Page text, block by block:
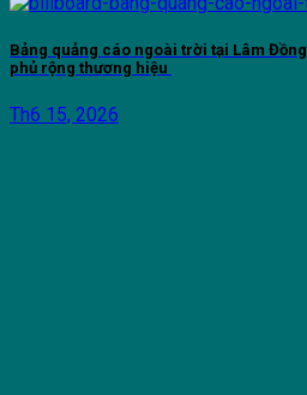
Bảng quảng cáo ngoài trời tại Lâm
phủ rộng thương hiệu
Th6 15, 2026